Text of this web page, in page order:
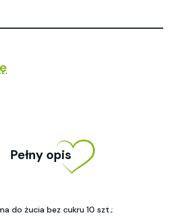
Pełny opis
do żucia bez cukru 10 szt.;